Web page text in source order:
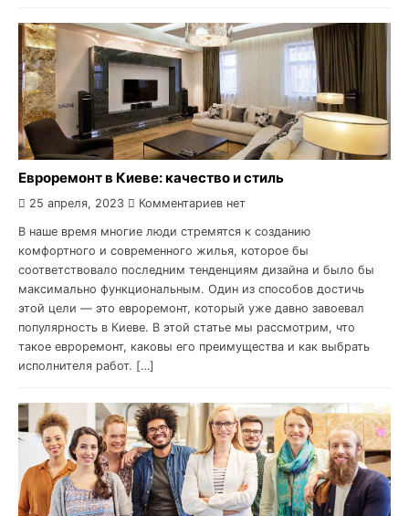
Евроремонт в Киеве: качество и стиль
25 апреля, 2023 Комментариев нет
В наше время многие люди стремятся к созданию
комфортного и современного жилья, которое бы
соответствовало последним тенденциям дизайна и было бы
максимально функциональным. Один из способов достичь
этой цели — это евроремонт, который уже давно завоевал
популярность в Киеве. В этой статье мы рассмотрим, что
такое евроремонт, каковы его преимущества и как выбрать
исполнителя работ. […]